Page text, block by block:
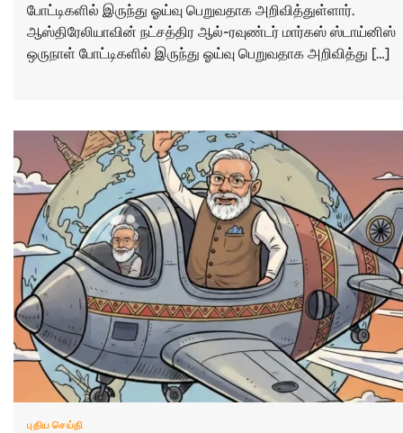
போட்டிகளில் இருந்து ஓய்வு பெறுவதாக அறிவித்துள்ளார்.
ஆஸ்திரேலியாவின் நட்சத்திர ஆல்-ரவுண்டர் மார்கஸ் ஸ்டாய்னிஸ்
ஒருநாள் போட்டிகளில் இருந்து ஓய்வு பெறுவதாக அறிவித்து […]
புதிய செய்தி